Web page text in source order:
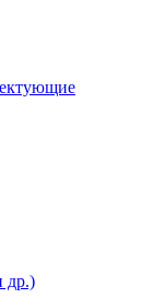
др.)